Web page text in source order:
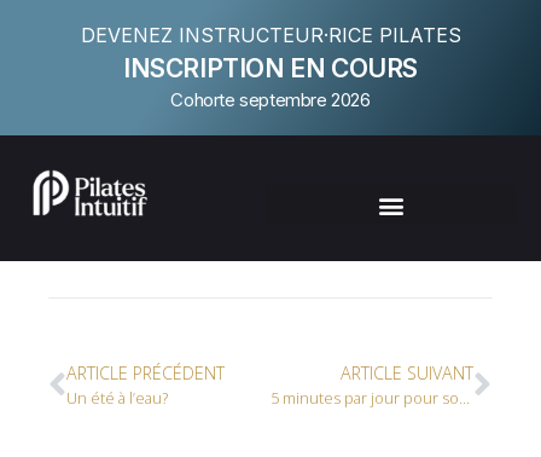
DEVENEZ INSTRUCTEUR·RICE PILATES
INSCRIPTION EN COURS
Cohorte septembre 2026
ARTICLE PRÉCÉDENT
Un été à l’eau?
ARTICLE SUIVANT
5 minutes par jour pour soulager votre dos : mythe ou réalité ?